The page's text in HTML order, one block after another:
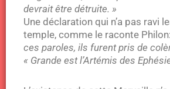
devrait être détruite. »
Une déclaration qui n’a pas ravi
temple, comme le raconte Philon:
ces paroles, ils furent pris de
« Grande est l’Artémis des